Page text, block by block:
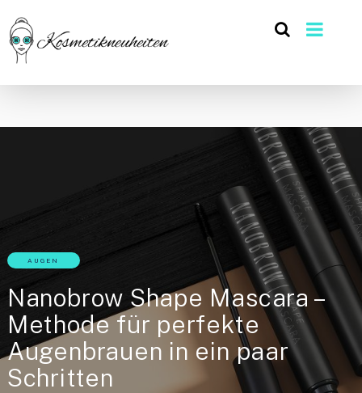
AUGEN
Nanobrow Shape Mascara –
Methode für perfekte
Augenbrauen in ein paar
Schritten